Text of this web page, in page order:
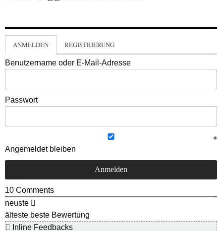
ANMELDEN REGISTRIERUNG
Benutzername oder E-Mail-Adresse
Passwort
Angemeldet bleiben
10 Comments
neuste
älteste beste Bewertung
Inline Feedbacks